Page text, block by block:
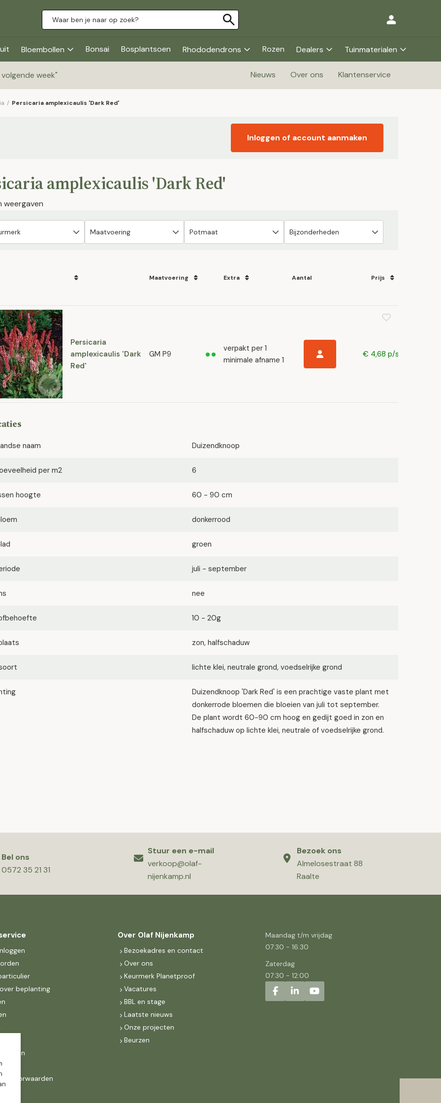
Bloembollen Bonsai Bosplantsoen Rhododendrons Rozen Dealers Tuinmaterialen
week" Nieuws Over ons Klantenservice
/ Persicaria amplexicaulis 'Dark Red'
Inloggen of account aanmaken
amplexicaulis 'Dark Red'
weergaven
Maatvoering Extra Aantal Prijs
Persicaria
amplexicaulis 'Dark
Red'
GM P9
verpakt per 1
minimale afname 1
€ 4,68 p/s
naam Duizendknoop
per m2 6
hoogte 60 - 90 cm
donkerrood
groen
juli - september
nee
10 - 20g
zon, halfschaduw
lichte klei, neutrale grond, voedselrijke grond
Duizendknoop 'Dark Red' is een prachtige vaste plant met
donkerrode bloemen die bloeien van juli tot september.
De plant wordt 60-90 cm hoog en gedijt goed in zon en
halfschaduw op lichte klei, neutrale of voedselrijke grond.
Bel ons
0572 35 21 31
Stuur een e-mail
verkoop@olaf-
nijenkamp.nl
Bezoek ons
Almelosestraat 88
Raalte
beplanting
Groen
voorwaarden
Over Olaf Nijenkamp
Bezoekadres en contact
Over ons
Keurmerk Planetproof
Vacatures
BBL en stage
Laatste nieuws
Onze projecten
Beurzen
Maandag t/m vrijdag
07:30 - 16:30
Zaterdag
07:30 - 12:00